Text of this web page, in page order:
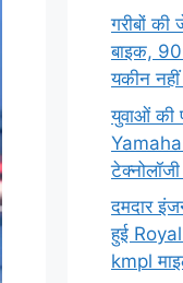
गरीबों
बाइक,
यकीन नहीं
युवाओं की
Yamaha
दमदार
हुई
kmpl